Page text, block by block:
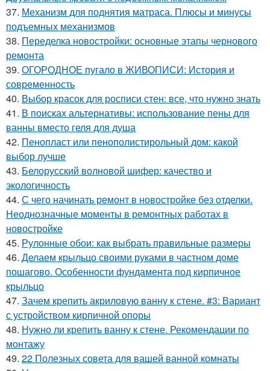
37. Механизм для поднятия матраса. Плюсы и минусы
подъемных механизмов
38. Переделка новостройки: основные этапы чернового
ремонта
39. ОГОРОДНОЕ пугало в ЖИВОПИСИ: История и
современность
40. Выбор красок для росписи стен: все, что нужно знать
41. В поисках альтернативы: использование пены для
ванны вместо геля для душа
42. Пенопласт или пенополистирольный дом: какой
выбор лучше
43. Белорусский волновой шифер: качество и
экологичность
44. С чего начинать ремонт в новостройке без отделки.
Неоднозначные моменты в ремонтных работах в
новостройке
45. Рулонные обои: как выбрать правильные размеры
46. Делаем крыльцо своими руками в частном доме
пошагово. Особенности фундамента под кирпичное
крыльцо
47. Зачем крепить акриловую ванну к стене. #3: Вариант
с устройством кирпичной опоры
48. Нужно ли крепить ванну к стене. Рекомендации по
монтажу
49. 22 Полезных совета для вашей ванной комнаты